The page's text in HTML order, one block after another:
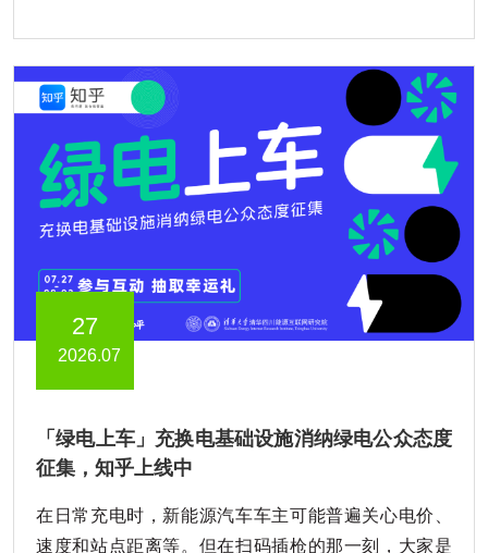
27
2026.07
「绿电上车」充换电基础设施消纳绿电公众态度
征集，知乎上线中
在日常充电时，新能源汽车车主可能普遍关心电价、
速度和站点距离等。但在扫码插枪的那一刻，大家是